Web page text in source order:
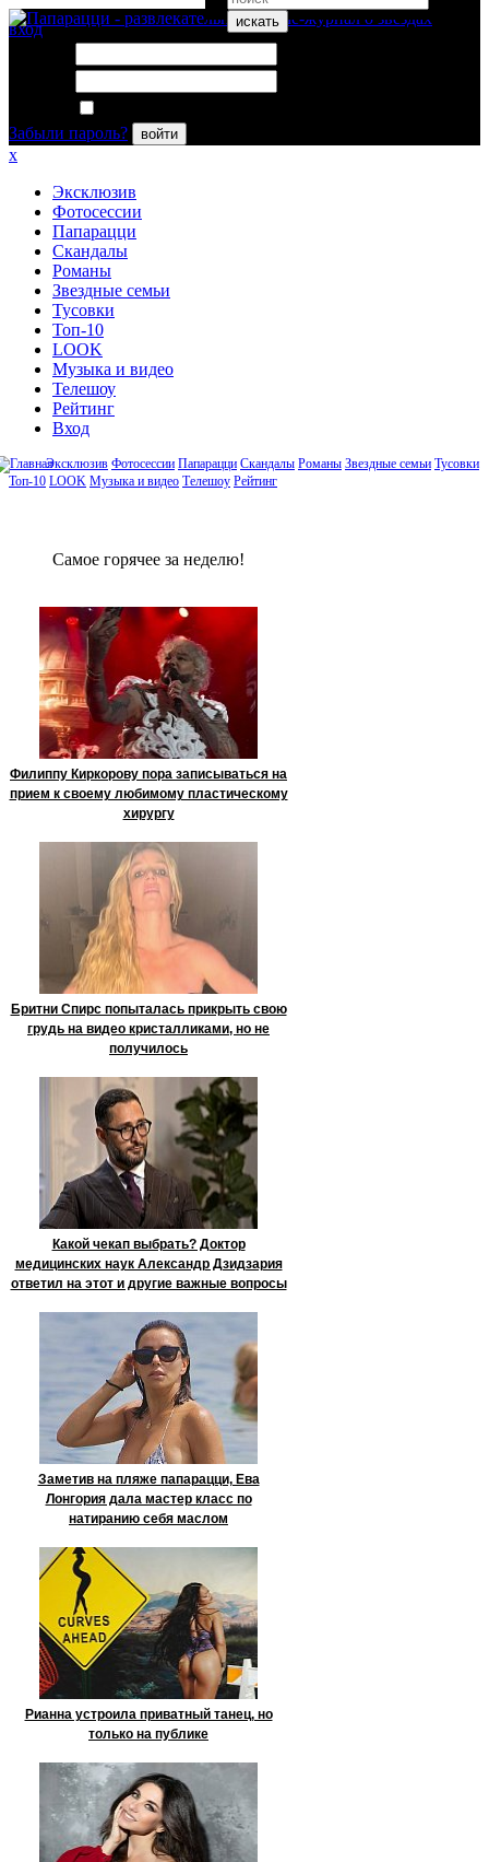
искать
вход
Забыли пароль?
войти
x
Эксклюзив
Фотосессии
Папарацци
Скандалы
Романы
Звездные семьи
Тусовки
Топ-10
LOOK
Музыка и видео
Телешоу
Рейтинг
Вход
Эксклюзив Фотосессии Папарацци Скандалы Романы Звездные семьи Тусовки
Топ-10 LOOK Музыка и видео Телешоу Рейтинг
Сaмое гoрячее за неделю!
Филиппу Киркорову пора записываться на
прием к своему любимому пластическому
хирургу
Бритни Спирс попыталась прикрыть свою
грудь на видео кристалликами, но не
получилось
Какой чекап выбрать? Доктор
медицинских наук Александр Дзидзария
ответил на этот и другие важные вопросы
Заметив на пляже папарацци, Ева
Лонгория дала мастер класс по
натиранию себя маслом
Рианна устроила приватный танец, но
только на публике